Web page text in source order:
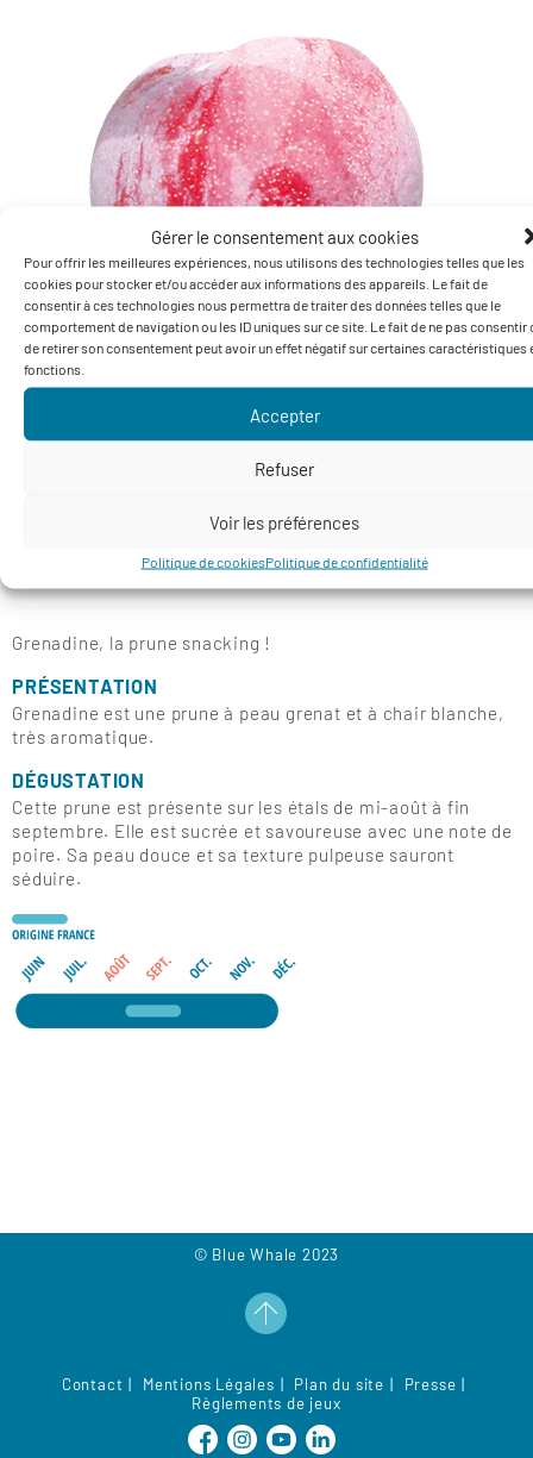
Gérer le consentement aux cookies
Pour offrir les meilleures expériences, nous utilisons des technologies telles que les
cookies pour stocker et/ou accéder aux informations des appareils. Le fait de
consentir à ces technologies nous permettra de traiter des données telles que le
comportement de navigation ou les ID uniques sur ce site. Le fait de ne pas consentir
de retirer son consentement peut avoir un effet négatif sur certaines caractéristiques
fonctions.
Accepter
Refuser
Voir les préférences
Politique de cookiesPolitique de confidentialité
Grenadine, la prune snacking !
PRÉSENTATION
Grenadine est une prune à peau grenat et à chair blanche,
très aromatique.
DÉGUSTATION
Cette prune est présente sur les étals de mi-août à fin
septembre. Elle est sucrée et savoureuse avec une note de
poire. Sa peau douce et sa texture pulpeuse sauront
séduire.
© Blue Whale 2023
Contact Mentions Légales Plan du site
Presse
Règlements de jeux